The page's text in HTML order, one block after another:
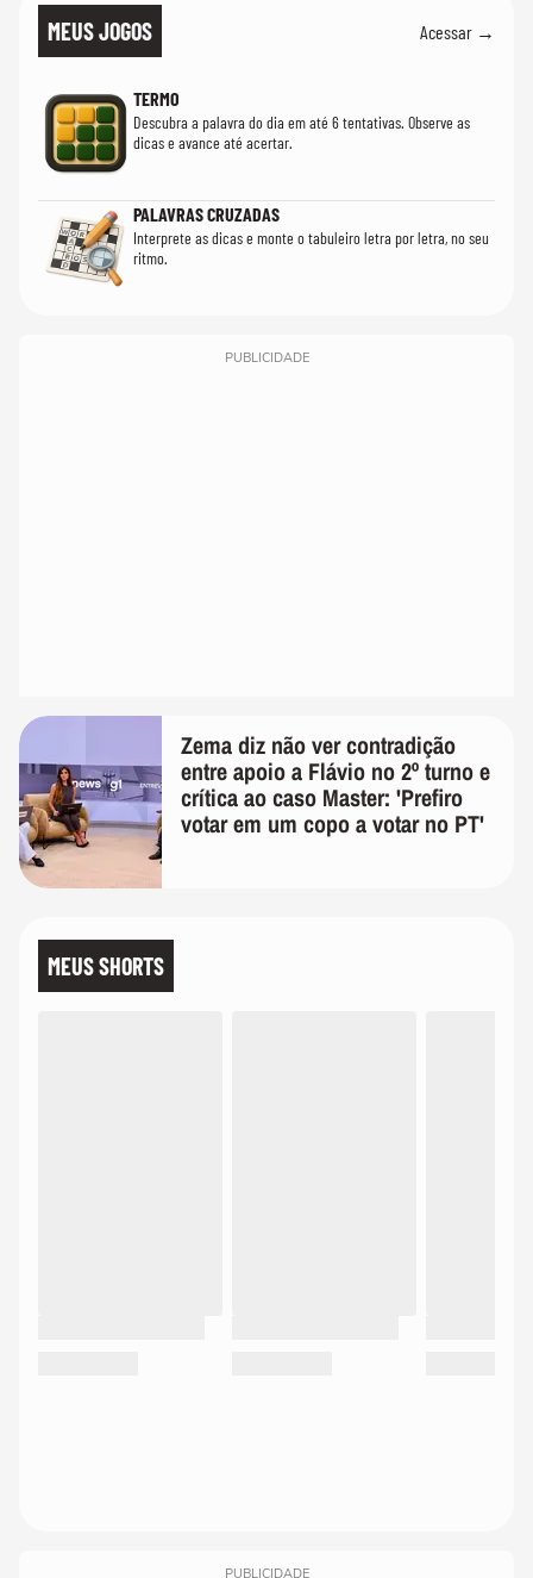
MEUS JOGOS Acessar →
TERMO
Descubra a palavra do dia em até 6 tentativas. Observe as
dicas e avance até acertar.
PALAVRAS CRUZADAS
Interprete as dicas e monte o tabuleiro letra por letra, no seu
ritmo.
PUBLICIDADE
Zema diz não ver contradição
entre apoio a Flávio no 2º turno e
crítica ao caso Master: 'Prefiro
votar em um copo a votar no PT'
MEUS SHORTS
PUBLICIDADE